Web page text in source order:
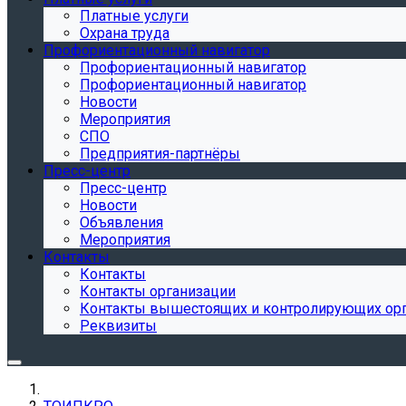
Платные услуги
Охрана труда
Профориентационный навигатор
Профориентационный навигатор
Профориентационный навигатор
Новости
Мероприятия
СПО
Предприятия-партнёры
Пресс-центр
Пресс-центр
Новости
Объявления
Мероприятия
Контакты
Контакты
Контакты организации
Контакты вышестоящих и контролирующих
Реквизиты